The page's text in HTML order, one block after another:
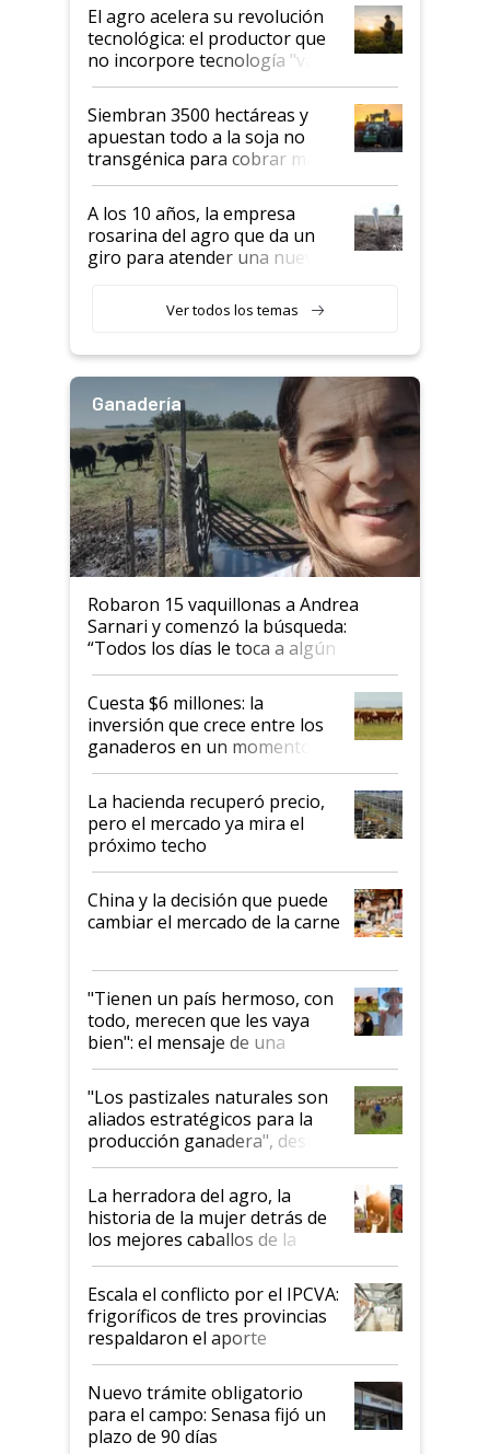
El agro acelera su revolución
tecnológica: el productor que
no incorpore tecnología "va a
perder el tren"
Siembran 3500 hectáreas y
apuestan todo a la soja no
transgénica para cobrar más
por tonelada: compraron un
semillero
A los 10 años, la empresa
rosarina del agro que da un
giro para atender una nueva
Ver todos los temas
Ganadería
Robaron 15 vaquillonas a Andrea
Sarnari y comenzó la búsqueda:
“Todos los días le toca a algún
productor”
Cuesta $6 millones: la
inversión que crece entre los
ganaderos en un momento
histórico para la actividad
La hacienda recuperó precio,
pero el mercado ya mira el
próximo techo
China y la decisión que puede
cambiar el mercado de la carne
"Tienen un país hermoso, con
todo, merecen que les vaya
bien": el mensaje de una
ganadera uruguaya sobre las
oportunidades que se abren
para el agro en Argentina, con
foco en la carne
"Los pastizales naturales son
aliados estratégicos para la
producción ganadera", destaca
la iniciativa que ya reúne a 46
establecimientos en Argentina
La herradora del agro, la
historia de la mujer detrás de
los mejores caballos de la
Argentina y los mitos que
todavía hacen sufrir a estos
animales: "Mientras me
descalificaban, yo seguí
haciendo currículum"
Escala el conflicto por el IPCVA:
frigoríficos de tres provincias
respaldaron el aporte
obligatorio
Nuevo trámite obligatorio
para el campo: Senasa fijó un
plazo de 90 días